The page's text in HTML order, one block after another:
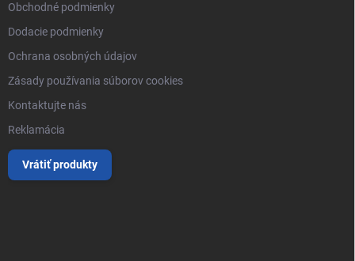
Obchodné podmienky
Dodacie podmienky
Ochrana osobných údajov
Zásady používania súborov cookies
Kontaktujte nás
Reklamácia
Vrátiť produkty